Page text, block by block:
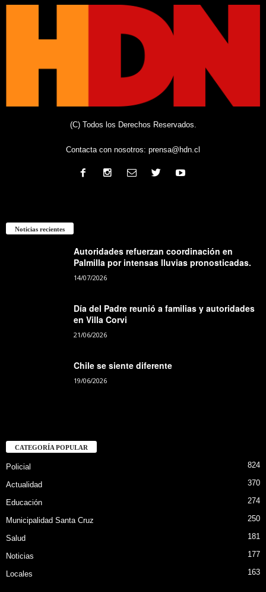
(C) Todos los Derechos Reservados.
Contacta con nosotros: prensa@hdn.cl
Noticias recientes
Autoridades refuerzan coordinación en
Palmilla por intensas lluvias pronosticadas.
14/07/2026
Día del Padre reunió a familias y autoridades
en Villa Corvi
21/06/2026
Chile se siente diferente
19/06/2026
CATEGORÍA POPULAR
Policial 824
Actualidad 370
Educación 274
Municipalidad Santa Cruz 250
Salud 181
Noticias 177
Locales 163